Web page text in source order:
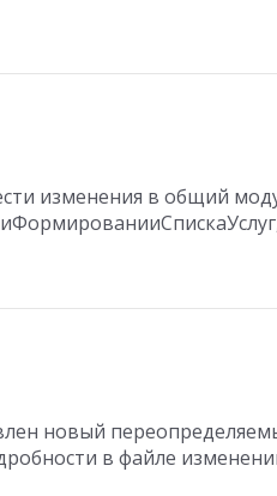
изменения в общий
новый
в файле